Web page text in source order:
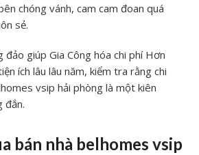
chóng vánh, cam cam đoan quá
sẻ.
đảo giúp Gia Công hóa chi phí Hơn
ích lâu lâu năm, kiểm tra rằng chi
vsip hải phòng là một kiên
đắn.
bán nhà belhomes vsip